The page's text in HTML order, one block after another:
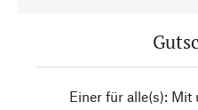
Einer für alle(s): Mit